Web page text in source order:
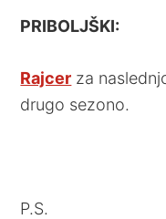
PRIBOLJŠKI:
Rajcer za
drugo sezono.
P.S.